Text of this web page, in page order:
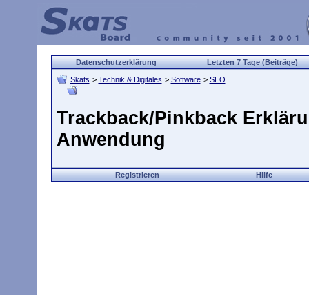
Datenschutzerklärung Letzten 7 Tage (Beiträge)
Skats > Technik & Digitales > Software > SEO
Trackback/Pinkback
Anwendung
Registrieren Hilfe